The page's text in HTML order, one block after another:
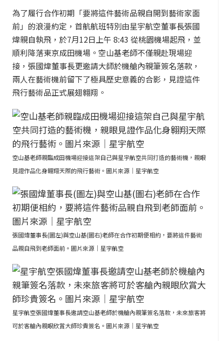
為了履行合作初期「要將這件藝術品親自開到藝術家面
前」的浪漫約定，首航航班特別由星宇航空董事長張國
煒親自執飛，於7月12日上午 8:43 從桃園機場起飛，並
順利降落東京成田機場。空山基老師不僅親赴現場迎
接，張國煒董事長更邀請大師於機艙內親筆簽名落款，
兩人在藝術機前留下了極具歷史意義的合影，見證這件
飛行藝術品正式展翅翱翔。
空山基老師親臨成田機場迎接這架自己與星宇航空共同打造的藝術機，親眼
見證作品化身翱翔天際的飛行藝術。圖片來源｜星宇航空
張國煒董事長(圖左)與空山基(圖右)老師在合作初期便相約，要將這件藝術
品親自飛到老師面前。圖片來源｜星宇航空
星宇航空張國煒董事長邀請空山基老師於機艙內親筆簽名落款，未來旅客將
可於客艙內親眼欣賞大師珍貴簽名。圖片來源｜星宇航空